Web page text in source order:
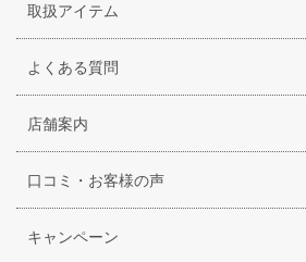
取扱アイテム
よくある質問
店舗案内
口コミ・お客様の声
キャンペーン